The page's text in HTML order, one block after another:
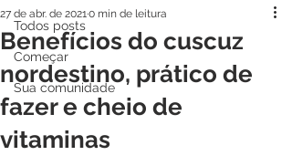
Todos posts
Começar
Sua comunidade
Benefícios do cuscuz
nordestino, prático de
fazer e cheio de
vitaminas
27 de abr. de 20210 min de leitura